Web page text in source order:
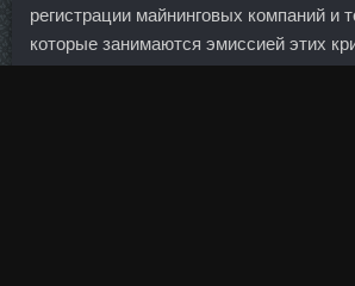
регистрации майнинговых компаний и
которые занимаются эмиссией этих
безусловно, должен осуществляться